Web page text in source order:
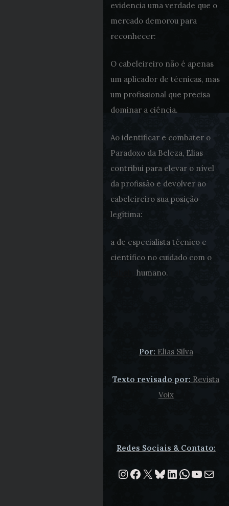
evidencia uma verdade que o
mercado demorou para
reconhecer:
O cabeleireiro não é apenas
um aplicador de técnicas, mas
um profissional que precisa
dominar a ciência.
Ao identificar e combater o
Paradoxo da Beleza, Elias
contribui para elevar o nível
da profissão e devolver ao
cabeleireiro sua posição
legítima:
a de especialista técnico e
científico no cuidado com o
humano.
Por: Elias Silva
Texto revisado por: Revista
Voix
Redes Sociais & Contato:
Instagram
Facebook
X Bluesky
LinkedIn
E-mail